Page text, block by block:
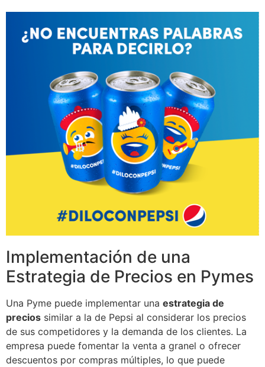
Implementación de una
Estrategia de Precios en Pymes
Una Pyme puede implementar una estrategia de
precios similar a la de Pepsi al considerar los precios
de sus competidores y la demanda de los clientes. La
empresa puede fomentar la venta a granel o ofrecer
descuentos por compras múltiples, lo que puede